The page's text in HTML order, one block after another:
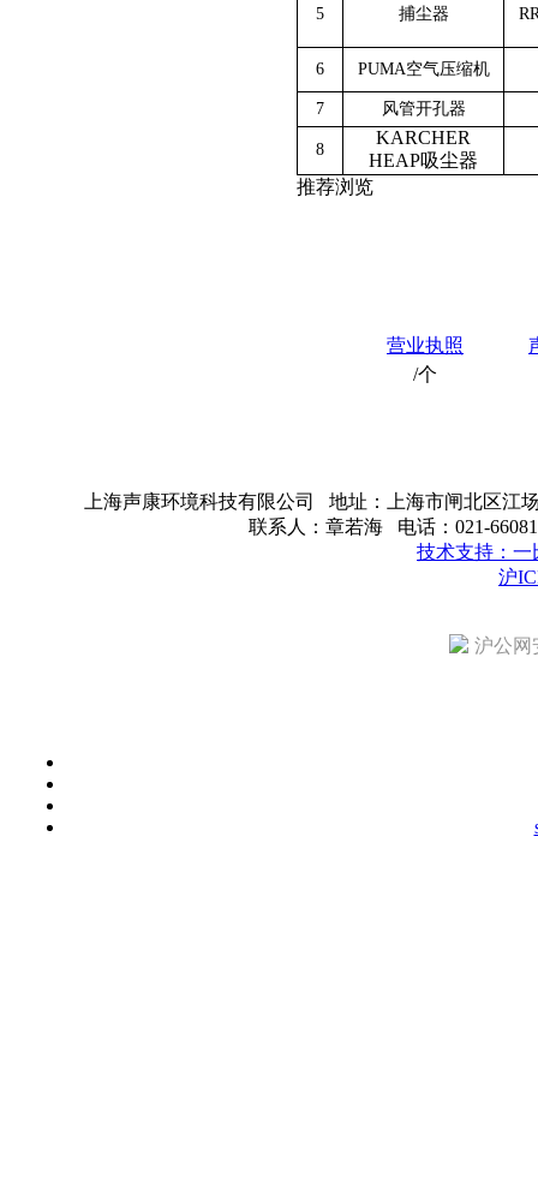
5 捕尘器
6 PUMA空气压缩机
7 风管开孔器
8
KARCHER
HEAP吸尘器
推荐浏览
营业执照
/个
上海声康环境科技有限公司 地址：上海市闸北区江
联系人：章若海 电话：021-
技术支持：一
沪
沪公网